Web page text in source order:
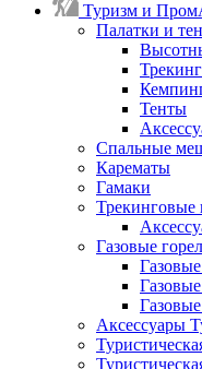
Туризм и
Палатки и
Тенты
Спальные
Карематы
Гамаки
Трекинговые
Газовые
Аксессуары